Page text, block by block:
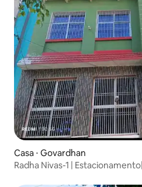
Casa ⋅ Govardhan
Radha Nivas-1 |